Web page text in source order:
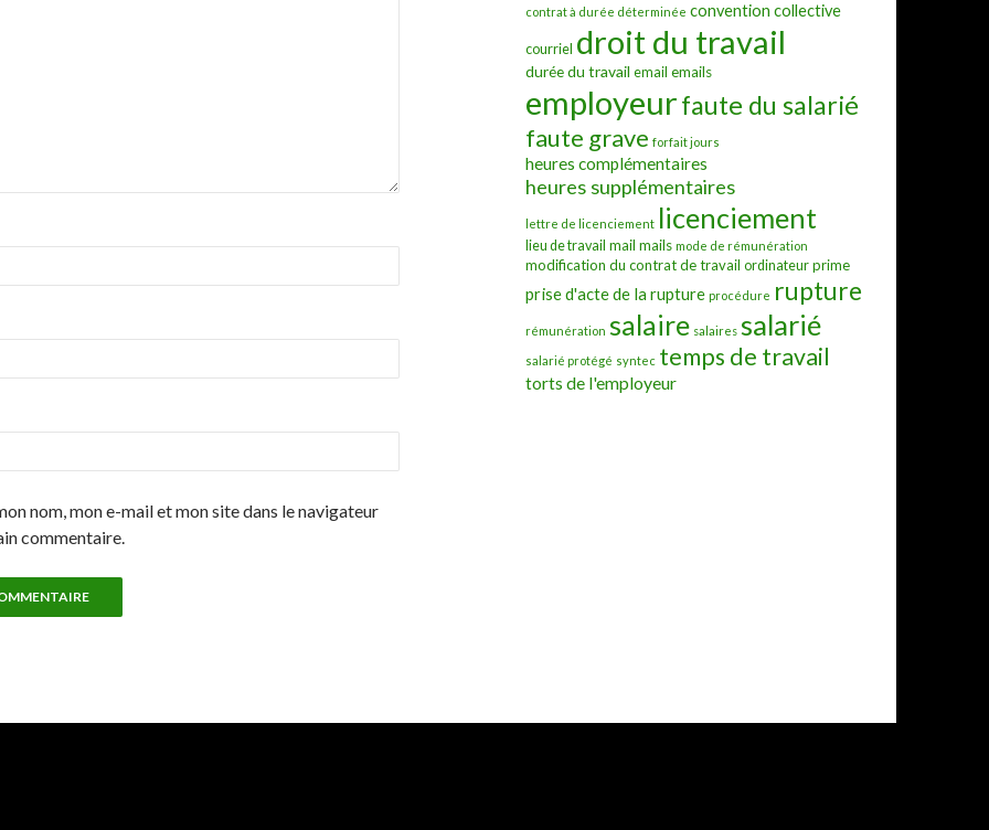
nom, mon e-mail et mon site dans le navigateur
commentaire.
contrat à durée déterminée convention collective
courriel droit du travail
durée du travail email emails
employeurfaute du salarié
faute grave forfait jours
heures complémentaires
heures supplémentaires
lettre de licenciement licenciement
lieu de travail mail mails mode de rémunération
modification du contrat de travail ordinateur prime
prise d'acte de la rupture procédure rupture
rémunération salaire salaires salarié
salarié protégé syntec temps de travail
torts de l'employeur